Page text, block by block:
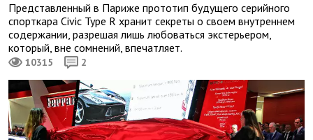
Представленный в Париже прототип будущего серийного
спорткара Civic Type R хранит секреты о своем внутреннем
содержании, разрешая лишь любоваться экстерьером,
который, вне сомнений, впечатляет.
10315 2